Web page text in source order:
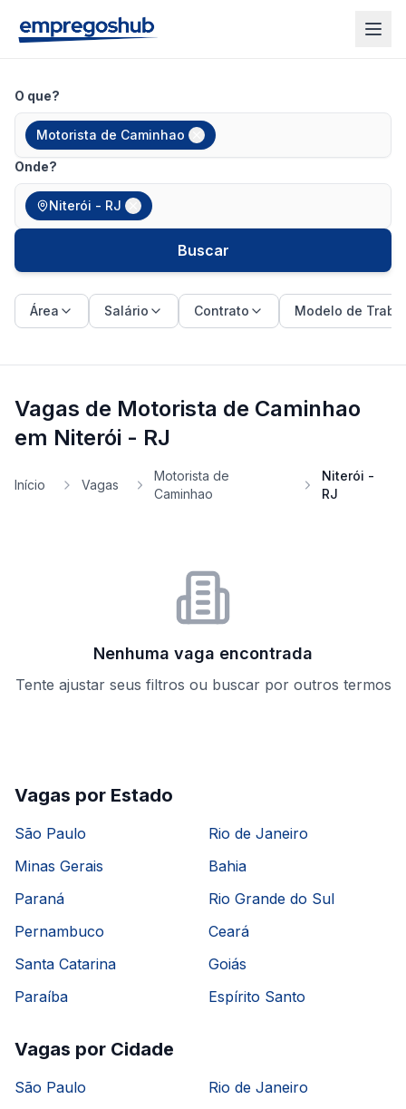
O que?
Motorista de Caminhao
Onde?
Niterói - RJ
Buscar
Área Salário Contrato Modelo de
Vagas de Motorista de Caminhao
em Niterói - RJ
Início Vagas
Motorista de
Caminhao
Niterói -
RJ
Nenhuma vaga encontrada
Tente ajustar seus filtros ou buscar por outros termos
Vagas por Estado
São Paulo
Rio de Janeiro
Minas Gerais
Bahia
Paraná
Rio Grande do Sul
Pernambuco
Ceará
Santa Catarina
Goiás
Paraíba
Espírito Santo
Vagas por Cidade
São Paulo
Rio de Janeiro